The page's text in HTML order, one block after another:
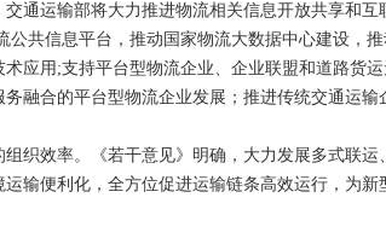
通运输部将大力推进物流相关信息开放共享和
公共信息平台，推动国家物流大数据中心建设，
应用;支持平台型物流企业、企业联盟和道路货
融合的平台型物流企业发展；推进传统交通运
织效率。《若干意见》明确，大力发展多式联
输便利化，全方位促进运输链条高效运行，为